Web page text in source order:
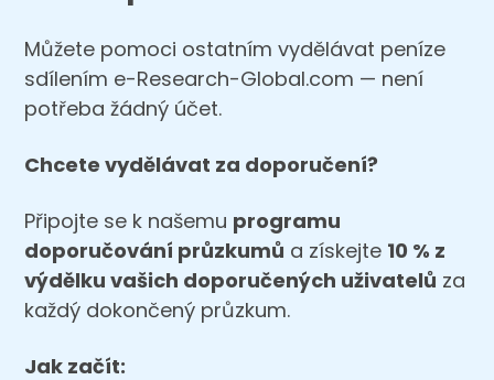
Můžete pomoci ostatním vydělávat peníze
sdílením e-Research-Global.com — není
potřeba žádný účet.
Chcete vydělávat za doporučení?
Připojte se k našemu programu
doporučování průzkumů a získejte 10 % z
výdělku vašich doporučených uživatelů za
každý dokončený průzkum.
Jak začít: